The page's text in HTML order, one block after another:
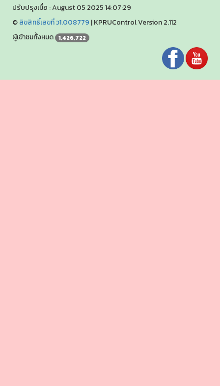
ปรับปรุงเมื่อ : August 05 2025 14:07:29
©ลิขสิทธิ์เลขที่ ว1.008779 |KPRUControl Version 2.112
ผู้เข้าชมทั้งหมด 1,426,722